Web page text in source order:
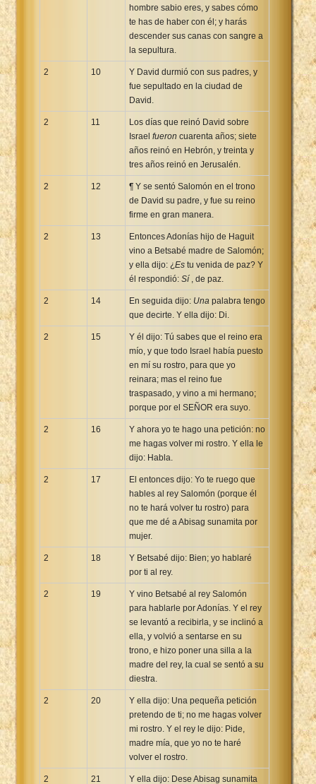
hombre sabio eres, y sabes cómo
te has de haber con él; y harás
descender sus canas con sangre a
la sepultura.
2 10
Y David durmió con sus padres, y
fue sepultado en la ciudad de
David.
2 11
Los días que reinó David sobre
Israel fueron cuarenta años; siete
años reinó en Hebrón, y treinta y
tres años reinó en Jerusalén.
2 12
¶ Y se sentó Salomón en el trono
de David su padre, y fue su reino
firme en gran manera.
2 13
Entonces Adonías hijo de Haguit
vino a Betsabé madre de Salomón;
y ella dijo: ¿Es tu venida de paz? Y
él respondió: Sí, de paz.
2 14 En seguida dijo: Una palabra tengo
que decirte. Y ella dijo: Di.
2 15
Y él dijo: Tú sabes que el reino era
mío, y que todo Israel había puesto
en mí su rostro, para que yo
reinara; mas el reino fue
traspasado, y vino a mi hermano;
porque por el SEÑOR era suyo.
2 16
Y ahora yo te hago una petición: no
me hagas volver mi rostro. Y ella le
dijo: Habla.
2 17
El entonces dijo: Yo te ruego que
hables al rey Salomón (porque él
no te hará volver tu rostro) para
que me dé a Abisag sunamita por
mujer.
2 18
Y Betsabé dijo: Bien; yo hablaré
por ti al rey.
2 19
Y vino Betsabé al rey Salomón
para hablarle por Adonías. Y el rey
se levantó a recibirla, y se inclinó a
ella, y volvió a sentarse en su
trono, e hizo poner una silla a la
madre del rey, la cual se sentó a su
diestra.
2 20
Y ella dijo: Una pequeña petición
pretendo de ti; no me hagas volver
mi rostro. Y el rey le dijo: Pide,
madre mía, que yo no te haré
volver el rostro.
2 21
Y ella dijo: Dese Abisag sunamita